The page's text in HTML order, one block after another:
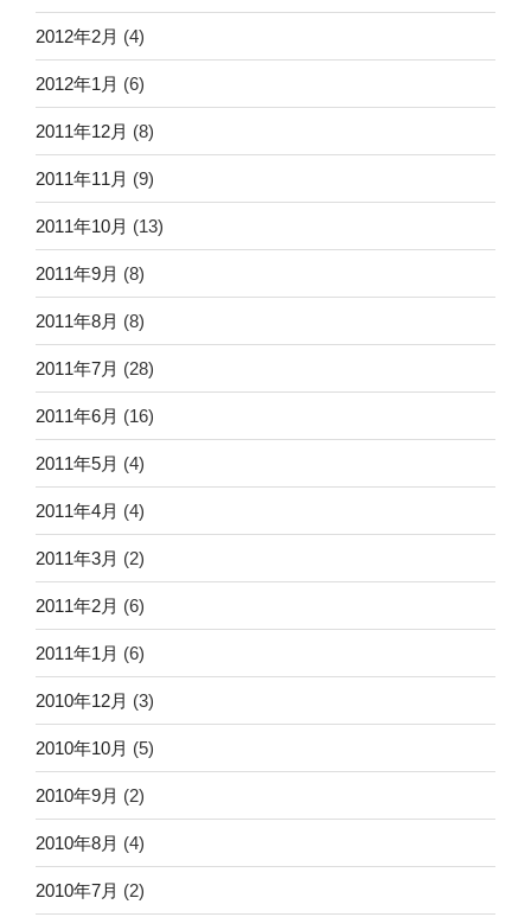
2012年2月 (4)
2012年1月 (6)
2011年12月 (8)
2011年11月 (9)
2011年10月 (13)
2011年9月 (8)
2011年8月 (8)
2011年7月 (28)
2011年6月 (16)
2011年5月 (4)
2011年4月 (4)
2011年3月 (2)
2011年2月 (6)
2011年1月 (6)
2010年12月 (3)
2010年10月 (5)
2010年9月 (2)
2010年8月 (4)
2010年7月 (2)